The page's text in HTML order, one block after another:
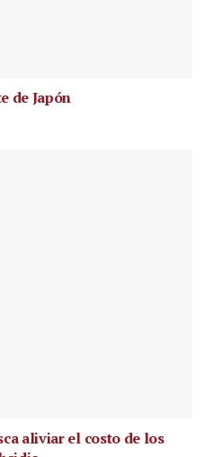
de Japón
aliviar el costo de los